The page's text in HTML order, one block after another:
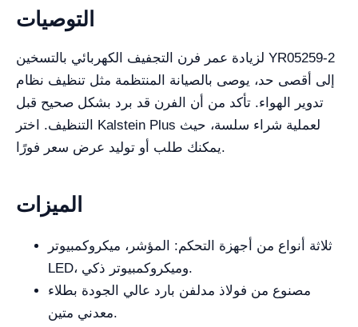
التوصيات
لزيادة عمر فرن التجفيف الكهربائي بالتسخين YR05259-2
إلى أقصى حد، يوصى بالصيانة المنتظمة مثل تنظيف نظام
تدوير الهواء. تأكد من أن الفرن قد برد بشكل صحيح قبل
التنظيف. اختر Kalstein Plus لعملية شراء سلسة، حيث
يمكنك طلب أو توليد عرض سعر فورًا.
الميزات
ثلاثة أنواع من أجهزة التحكم: المؤشر، ميكروكمبيوتر
LED، وميكروكمبيوتر ذكي.
مصنوع من فولاذ مدلفن بارد عالي الجودة بطلاء
معدني متين.